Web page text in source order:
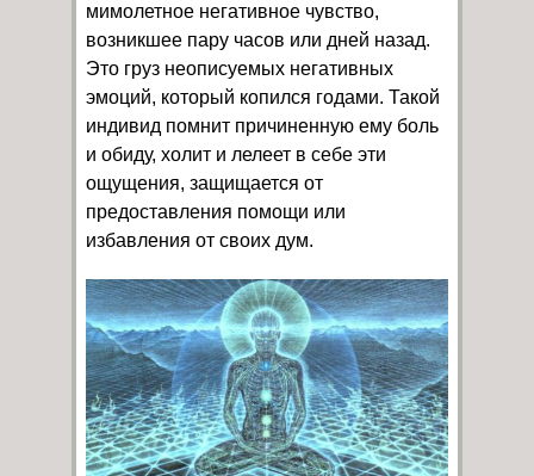
мимолетное негативное чувство,
возникшее пару часов или дней назад.
Это груз неописуемых негативных
эмоций, который копился годами. Такой
индивид помнит причиненную ему боль
и обиду, холит и лелеет в себе эти
ощущения, защищается от
предоставления помощи или
избавления от своих дум.